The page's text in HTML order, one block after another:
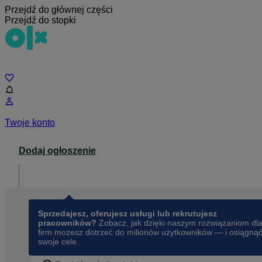
Przejdź do głównej części
Przejdź do stopki
Twoje konto
Dodaj ogłoszenie
Sprzedajesz, oferujesz usługi lub rekrutujesz
pracowników? Zobacz, jak dzięki naszym rozwiązaniom dla
firm możesz dotrzeć do milionów użytkowników — i osiągnąć
swoje cele.